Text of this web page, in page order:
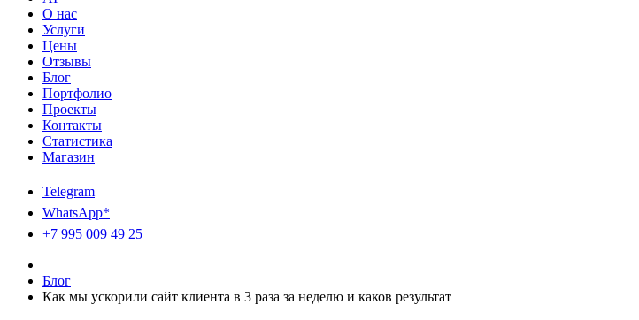
О нас
Услуги
Цены
Отзывы
Блог
Портфолио
Проекты
Контакты
Статистика
Магазин
Telegram
WhatsApp*
+7 995 009 49 25
Блог
Как мы ускорили сайт клиента в 3 раза за неделю и каков результат